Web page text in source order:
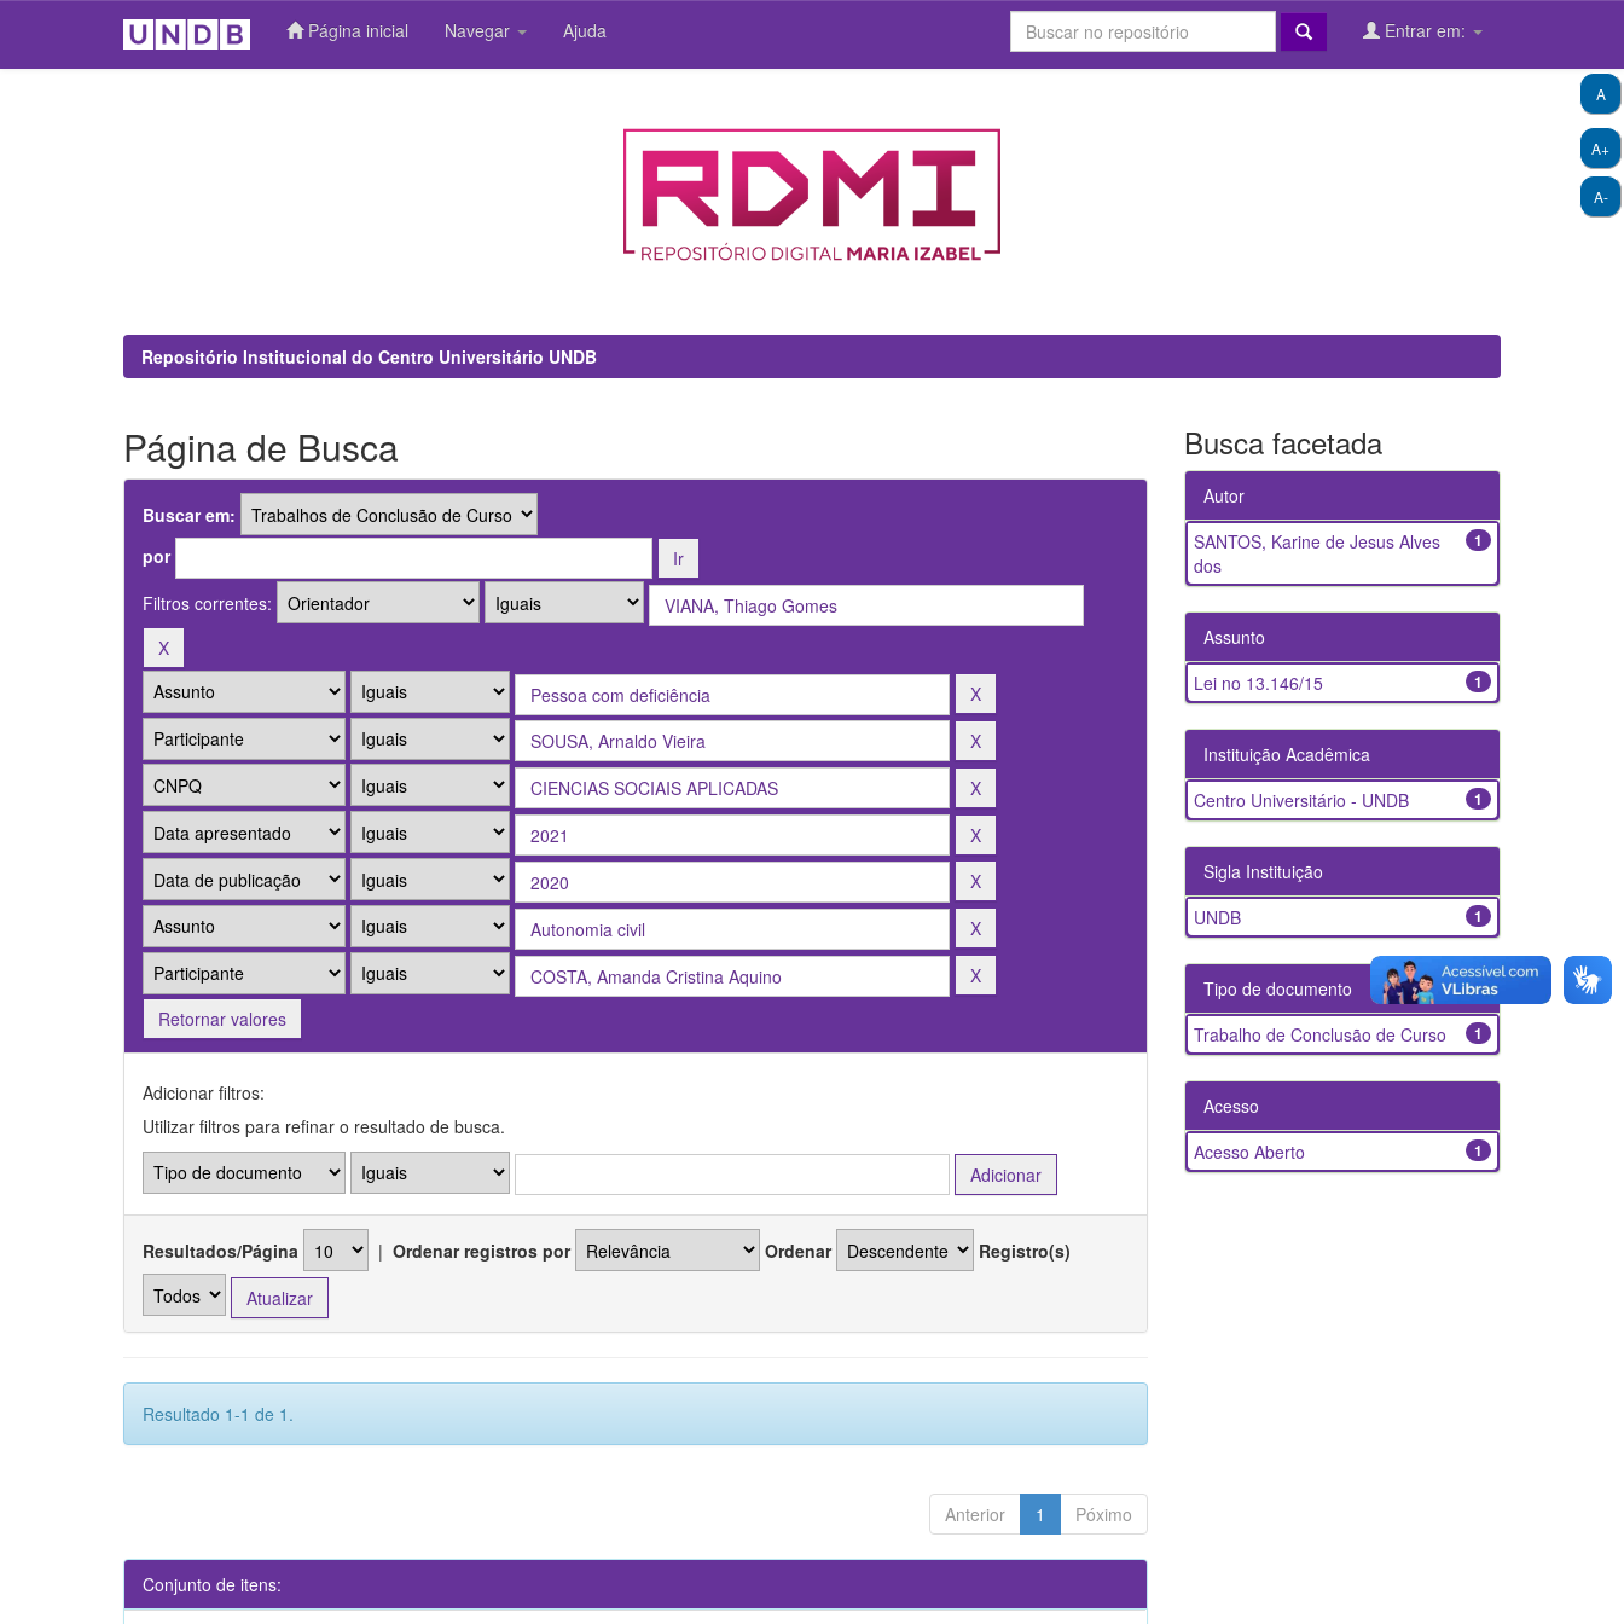
Página inicial Navegar Ajuda Entrar em:
A+
A-
A
Repositório Institucional do Centro Universitário UNDB
Página de Busca
Buscar em:
por
Filtros correntes:
Retornar valores
Adicionar filtros:
Utilizar filtros para refinar o resultado de busca.
Resultados/Página | Ordenar registros por Ordenar Registro(s)
Resultado 1-1 de 1.
Anterior 1 Póximo
Conjunto de itens:
Busca facetada
Autor
1
SANTOS, Karine de Jesus Alves
dos
Assunto
1
Lei no 13.146/15
Instituição Acadêmica
1
Centro Universitário - UNDB
Sigla Instituição
1
UNDB
Tipo de documento
1
Trabalho de Conclusão de Curso
Acesso
1
Acesso Aberto